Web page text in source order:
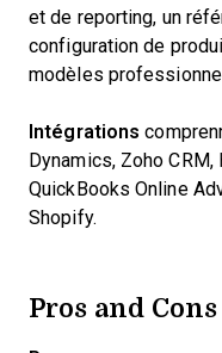
et de reporting, un
configuration de
modèles
Intégrations
Dynamics, Zoho
QuickBooks Online
Shopify.
Pros and Cons